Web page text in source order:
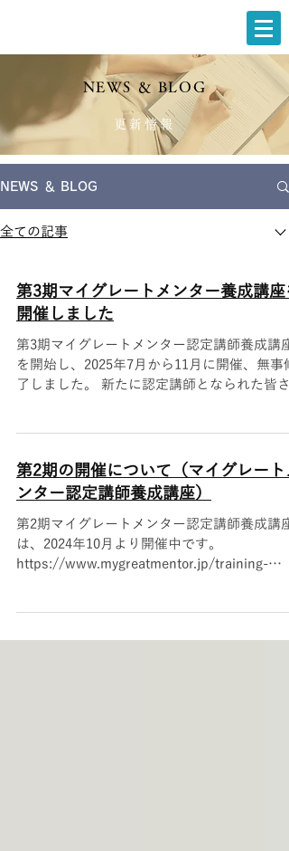
NEWS ＆ BLOG
更新情報
NEWS ＆ BLOG
全ての記事
第3期マイグレートメンター養成講座
開催しました
第3期マイグレートメンター認定講師養成講座
を開始し、2025年7月から11月に開催、無事修
了しました。 新たに認定講師となられた皆さ
https://www.mygreatmentor.jp/training-
course こちらからメルマガにご登録いただき
ますと、「ねぎらいセミナー」が無料で受講
ただけます！
https://mailchi.mp/hondakochan/special-
seminar-present
第2期の開催について（マイグレート
ンター認定講師養成講座）
第2期マイグレートメンター認定講師養成講座
は、2024年10月より開催中です。
https://www.mygreatmentor.jp/training-